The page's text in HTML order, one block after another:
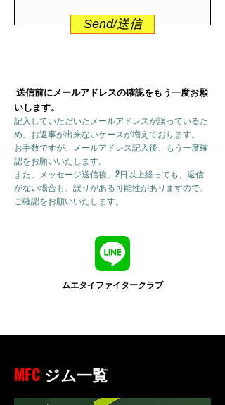
Send/送信
送信前にメールアドレスの確認をもう一度お願
いします。
記入していただいたメールアドレスが誤っているた
め、お返事が出来ないケースが増えております。
お手数ですが、メールアドレス記入後、もう一度確
認をお願いいたします。
また、メッセージ送信後、2日以上経っても、返信
がない場合も、誤りがある可能性がありますので、
ご確認をお願いいたします。
ムエタイファイタークラブ
MFC ジム一覧